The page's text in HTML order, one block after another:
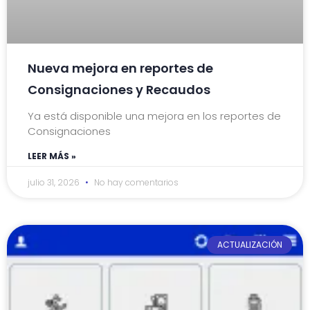
Nueva mejora en reportes de
Consignaciones y Recaudos
Ya está disponible una mejora en los reportes de
Consignaciones
LEER MÁS »
julio 31, 2026 No hay comentarios
ACTUALIZACIÓN